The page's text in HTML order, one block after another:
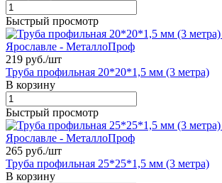
Быстрый просмотр
219 руб./шт
Труба профильная 20*20*1,5 мм (3 метра)
В корзину
Быстрый просмотр
265 руб./шт
Труба профильная 25*25*1,5 мм (3 метра)
В корзину